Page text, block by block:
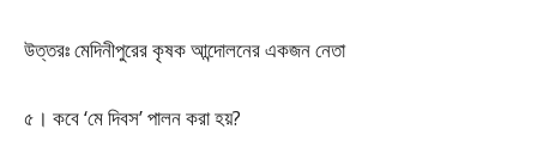
উত্তরঃ মেদিনীপুরের কৃষক আন্দোলনের একজন নেতা
৫। কবে ‘মে দিবস’ পালন করা হয়?